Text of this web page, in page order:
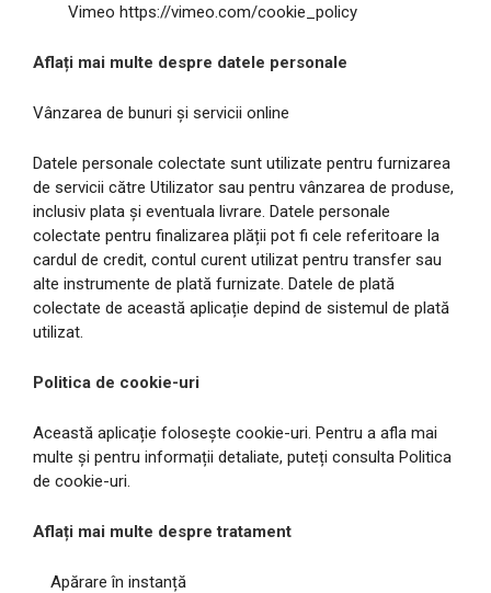
Vimeo https://vimeo.com/cookie_policy
Aflați mai multe despre datele personale
Vânzarea de bunuri și servicii online
Datele personale colectate sunt utilizate pentru furnizarea
de servicii către Utilizator sau pentru vânzarea de produse,
inclusiv plata și eventuala livrare. Datele personale
colectate pentru finalizarea plății pot fi cele referitoare la
cardul de credit, contul curent utilizat pentru transfer sau
alte instrumente de plată furnizate. Datele de plată
colectate de această aplicație depind de sistemul de plată
utilizat.
Politica de cookie-uri
Această aplicație folosește cookie-uri. Pentru a afla mai
multe și pentru informații detaliate, puteți consulta Politica
de cookie-uri.
Aflați mai multe despre tratament
Apărare în instanță